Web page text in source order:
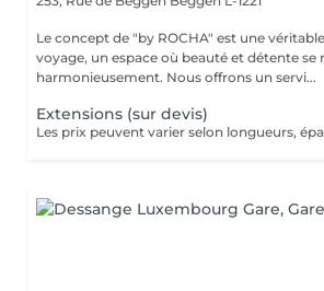
Le concept de "by ROCHA" est une
voyage, un espace où beauté et détente
harmonieusement. Nous offrons un servi...
Extensions (sur devis)